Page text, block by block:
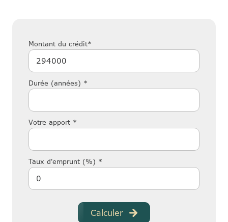
Montant du crédit*
Durée (années) *
Votre apport *
Taux d'emprunt (%) *
Calculer